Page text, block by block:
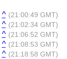
^ (21:00:49 GMT)
^ (21:02:34 GMT)
^ (21:06:52 GMT)
^ (21:08:53 GMT)
^ (21:18:58 GMT)